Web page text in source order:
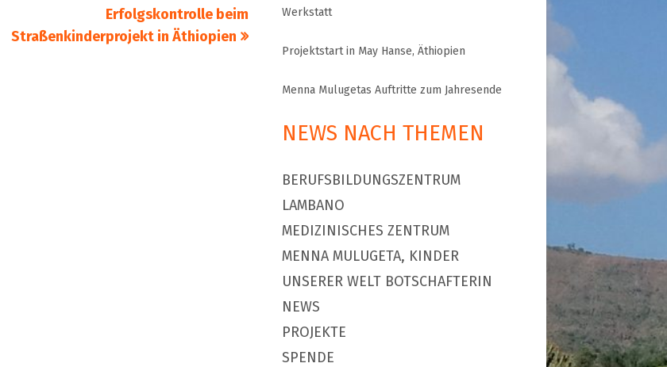
KINDER – WIR BLEIBEN DRAN!
Nächster
Beitrag
Erfolgskontrolle beim
Straßenkinderprojekt in Äthiopien
Werkstatt
Projektstart in May Hanse, Äthiopien
Menna Mulugetas Auftritte zum Jahresende
NEWS NACH THEMEN
BERUFSBILDUNGSZENTRUM
LAMBANO
MEDIZINISCHES ZENTRUM
MENNA MULUGETA, KINDER
UNSERER WELT BOTSCHAFTERIN
NEWS
PROJEKTE
SPENDE